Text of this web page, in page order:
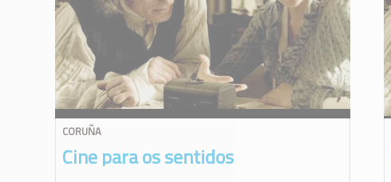
CORUÑA
Cine para os sentidos